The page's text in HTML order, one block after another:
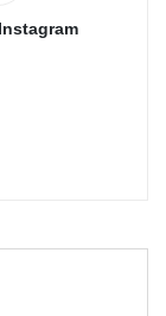
Instagram